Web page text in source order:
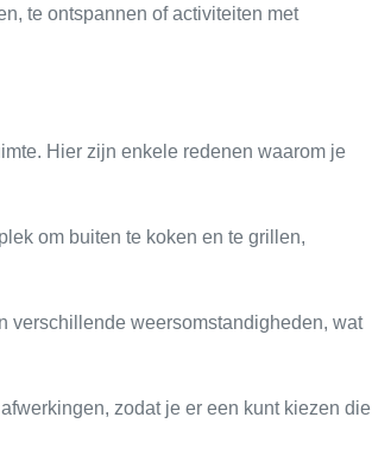
te ontspannen of activiteiten met
Hier zijn enkele redenen waarom je
om buiten te koken en te grillen,
verschillende weersomstandigheden, wat
zodat je er een kunt kiezen die